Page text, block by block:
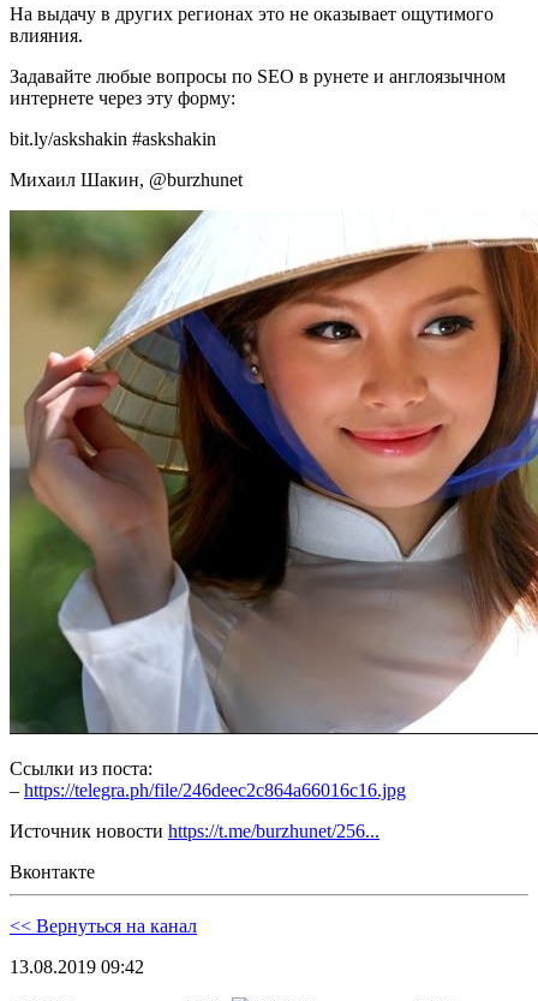
На выдачу в других регионах это не оказывает ощутимого
влияния.
Задавайте любые вопросы по SEO в рунете и англоязычном
интернете через эту форму:
bit.ly/askshakin #askshakin
Михаил Шакин, @burzhunet
Ссылки из поста:
– https://telegra.ph/file/246deec2c864a66016c16.jpg
Источник новости https://t.me/burzhunet/256...
Вконтакте
<< Вернуться на канал
13.08.2019 09:42